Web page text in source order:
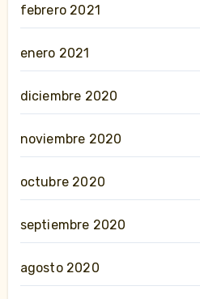
febrero 2021
enero 2021
diciembre 2020
noviembre 2020
octubre 2020
septiembre 2020
agosto 2020